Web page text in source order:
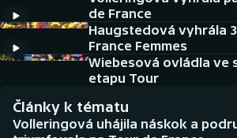
Americký fotbal
Baseball a softbal
Basketbal
NEPŘEHLÉDNĚTE
Historické návraty
Aplikace ČT sport
de France
Haugstedová vyhrála
France Femmes
Wiebesová ovládla ve
etapu Tour
Články k tématu
Volleringová uhájila náskok a